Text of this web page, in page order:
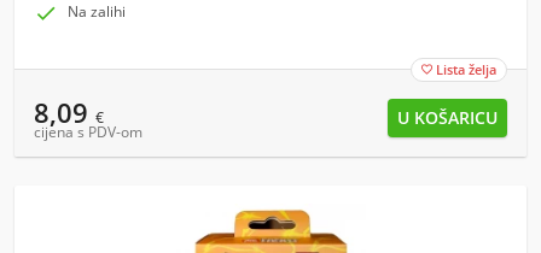
 Na zalihi
 Lista želja
8,09 €
cijena s PDV-om